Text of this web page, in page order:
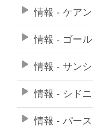
情報 - ケア
情報 - ゴー
情報 - サン
情報 - シド
情報 - パー